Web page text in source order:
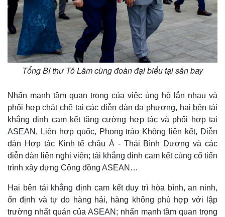
Tổng Bí thư Tô Lâm cùng đoàn đại biểu tại sân bay
Nhấn mạnh tầm quan trọng của việc ủng hộ lẫn nhau và
phối hợp chặt chẽ tại các diễn đàn đa phương, hai bên tái
khẳng định cam kết tăng cường hợp tác và phối hợp tại
ASEAN, Liên hợp quốc, Phong trào Không liên kết, Diễn
đàn Hợp tác Kinh tế châu Á - Thái Bình Dương và các
diễn đàn liên nghị viện; tái khẳng định cam kết củng cố tiến
trình xây dựng Cộng đồng ASEAN…
Hai bên tái khẳng định cam kết duy trì hòa bình, an ninh,
ổn định và tự do hàng hải, hàng không phù hợp với lập
trường nhất quán của ASEAN; nhấn mạnh tầm quan trọng